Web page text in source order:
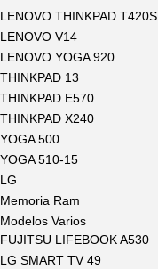
LENOVO THINKPAD T420S
LENOVO V14
LENOVO YOGA 920
THINKPAD 13
THINKPAD E570
THINKPAD X240
YOGA 500
YOGA 510-15
LG
Memoria Ram
Modelos Varios
FUJITSU LIFEBOOK A530
LG SMART TV 49